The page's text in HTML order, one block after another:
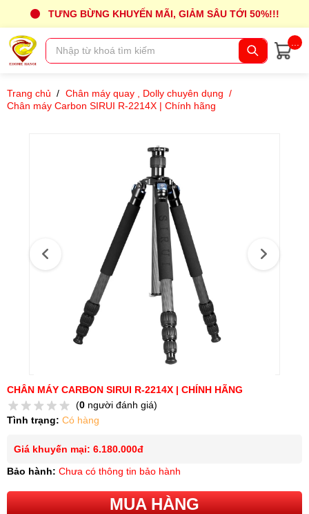
TƯNG BỪNG KHUYẾN MÃI, GIẢM SÂU TỚI 50%!!!
Trang chủ / Chân máy quay , Dolly chuyên dụng /
Chân máy Carbon SIRUI R-2214X | Chính hãng
CHÂN MÁY CARBON SIRUI R-2214X | CHÍNH HÃNG
(0 người đánh giá)
Tình trạng: Có hàng
Giá khuyến mại: 6.180.000đ
Bảo hành: Chưa có thông tin bảo hành
MUA HÀNG